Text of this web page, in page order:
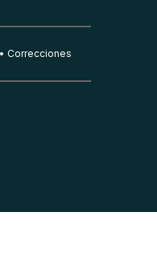
Correcciones